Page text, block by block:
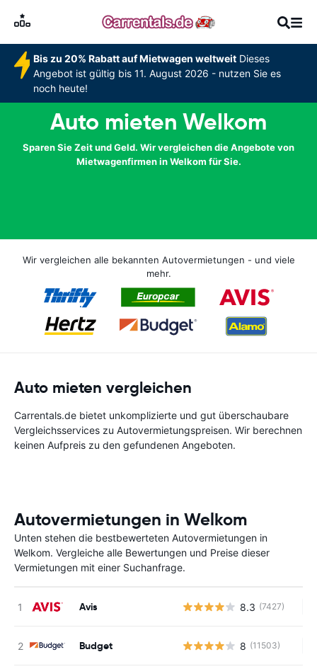
Bis zu 20% Rabatt auf Mietwagen weltweitDieses
Angebot ist gültig bis 11. August 2026 - nutzen Sie es
noch heute!
Auto mieten Welkom
Sparen Sie Zeit und Geld. Wir vergleichen die Angebote von
Mietwagenfirmen in Welkom für Sie.
Wir vergleichen alle bekannten Autovermietungen - und viele
mehr.
Auto mieten vergleichen
Carrentals.de bietet unkomplizierte und gut überschaubare
Vergleichsservices zu Autovermietungspreisen. Wir berechnen
keinen Aufpreis zu den gefundenen Angeboten.
Autovermietungen in Welkom
Unten stehen die bestbewerteten Autovermietungen in
Welkom. Vergleiche alle Bewertungen und Preise dieser
Vermietungen mit einer Suchanfrage.
Avis 8.3 (7427)
Budget 8 (11503)